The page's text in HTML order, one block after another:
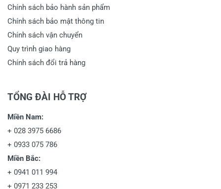
Chính sách bảo hành sản phẩm
Chính sách bảo mật thông tin
Chính sách vận chuyển
Quy trình giao hàng
Chính sách đổi trả hàng
TỔNG ĐÀI HỖ TRỢ
Miền Nam:
+ 028 3975 6686
+ 0933 075 786
Miền Bắc:
+ 0941 011 994
+ 0971 233 253